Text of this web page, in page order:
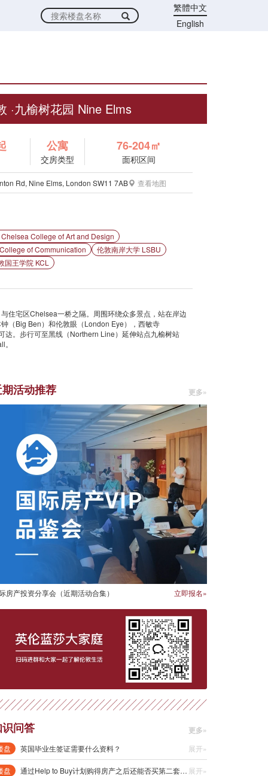
繁體中文
English
·九榆树花园 Nine Elms
公寓
交房类型
76-204㎡
面积区间
Rd, Nine Elms, London SW11 7AB 查看地图
College of Art and Design
of Communication
伦敦南岸大学 LSBU
国王学院 KCL
住宅区Chelsea一桥之隔。周围环绕众多景点，站在岸边
（Big Ben）和伦敦眼（London Eye），西敏寺
达。步行可至黑线（Northern Line）延伸站点九榆树站
活动推荐 更多»
房产投资分享会（近期活动合集） 立即报名»
问答 更多»
盘 英国毕业生签证需要什么资料？ 展开»
盘 通过Help to Buy计划购得房产之后还能否买第二套房？ 展开»